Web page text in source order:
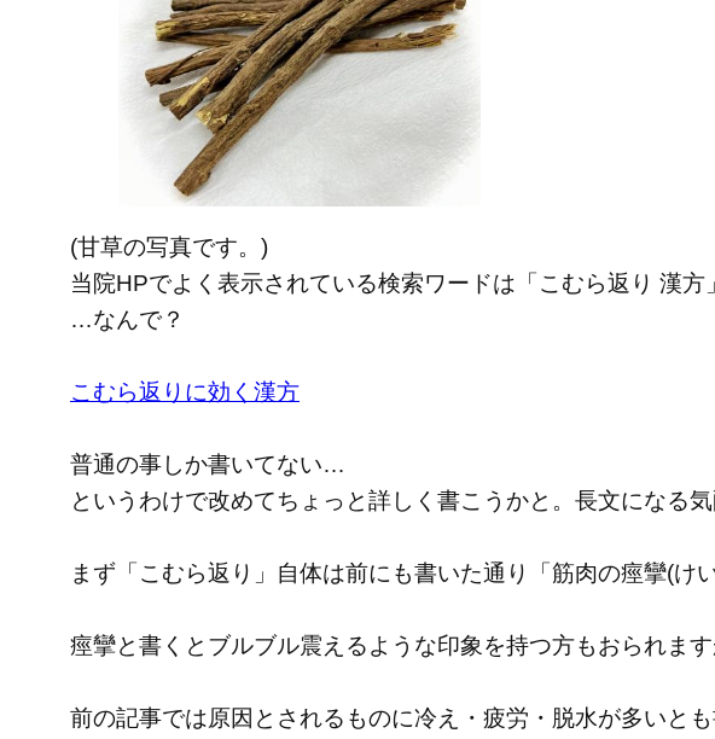
(甘草の写真です。)
当院HPでよく表示されている検索ワードは「こむら返り 漢方
…なんで？
こむら返りに効く漢方
普通の事しか書いてない…
というわけで改めてちょっと詳しく書こうかと。長文になる気
まず「こむら返り」自体は前にも書いた通り「筋肉の痙攣(け
痙攣と書くとブルブル震えるような印象を持つ方もおられま
前の記事では原因とされるものに冷え・疲労・脱水が多いとも